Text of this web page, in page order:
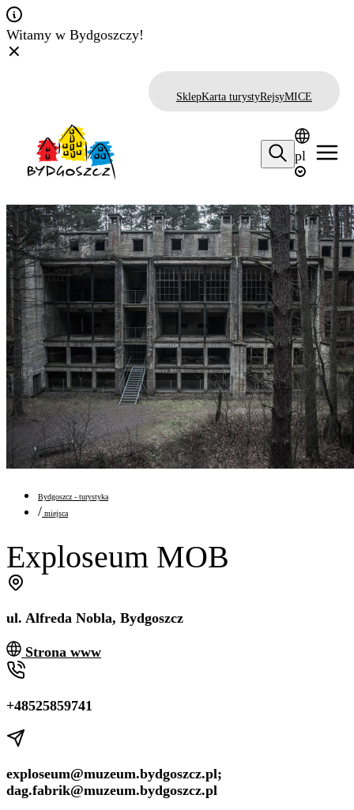
Witamy w Bydgoszczy!
SklepKarta turystyRejsyMICE
pl
Bydgoszcz - turystyka
/ miejsca
Exploseum MOB
ul. Alfreda Nobla, Bydgoszcz
Strona www
+48525859741
exploseum@muzeum.bydgoszcz.pl;
dag.fabrik@muzeum.bydgoszcz.pl